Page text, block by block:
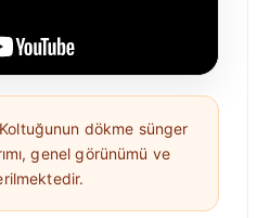
dökme sünger
genel görünümü ve